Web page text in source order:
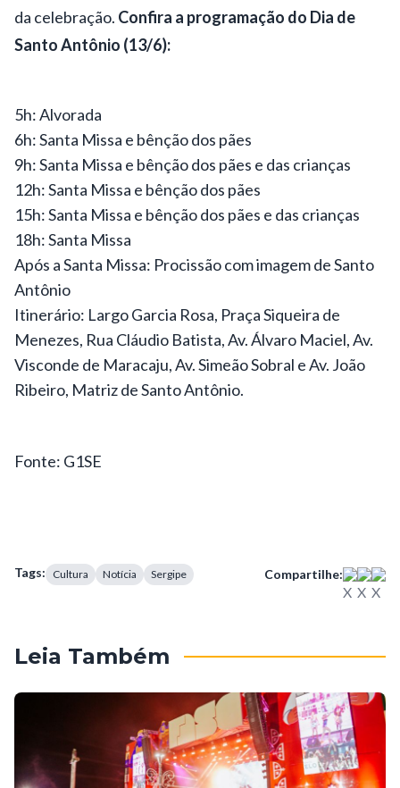
da celebração. Confira a programação do Dia de
Santo Antônio (13/6):
5h: Alvorada
6h: Santa Missa e bênção dos pães
9h: Santa Missa e bênção dos pães e das crianças
12h: Santa Missa e bênção dos pães
15h: Santa Missa e bênção dos pães e das crianças
18h: Santa Missa
Após a Santa Missa: Procissão com imagem de Santo
Antônio
Itinerário: Largo Garcia Rosa, Praça Siqueira de
Menezes, Rua Cláudio Batista, Av. Álvaro Maciel, Av.
Visconde de Maracaju, Av. Simeão Sobral e Av. João
Ribeiro, Matriz de Santo Antônio.
Fonte: G1SE
Tags: Cultura Notícia Sergipe Compartilhe:
Leia Também